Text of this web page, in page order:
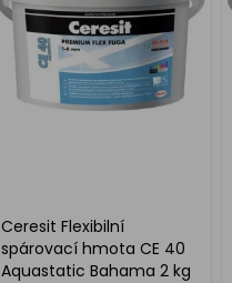
Ceresit Flexibilní
spárovací hmota CE 40
Aquastatic Bahama 2 kg